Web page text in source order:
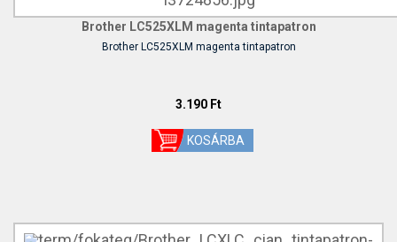
Brother LC525XLM magenta tintapatron
Brother LC525XLM magenta tintapatron
3.190 Ft